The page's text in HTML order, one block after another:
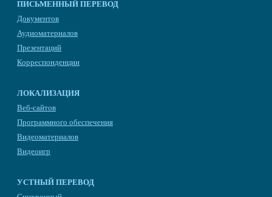
ПИСЬМЕННЫЙ ПЕРЕВОД
Документов
Аудиоматериалов
Презентаций
Корреспонденции
ЛОКАЛИЗАЦИЯ
Веб-сайтов
Программного обеспечения
Видеоматериалов
Видеоигр
УСТНЫЙ ПЕРЕВОД